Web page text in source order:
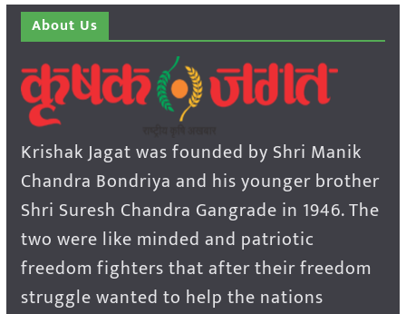
About Us
Krishak Jagat was founded by Shri Manik
Chandra Bondriya and his younger brother
Shri Suresh Chandra Gangrade in 1946. The
two were like minded and patriotic
freedom fighters that after their freedom
struggle wanted to help the nations